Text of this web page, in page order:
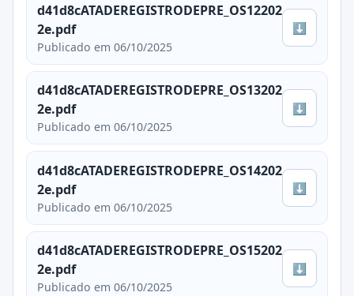
d41d8cATADEREGISTRODEPRE_OS12202
2e.pdf
Publicado em 06/10/2025
⬇
d41d8cATADEREGISTRODEPRE_OS13202
2e.pdf
Publicado em 06/10/2025
⬇
d41d8cATADEREGISTRODEPRE_OS14202
2e.pdf
Publicado em 06/10/2025
⬇
d41d8cATADEREGISTRODEPRE_OS15202
2e.pdf
Publicado em 06/10/2025
⬇